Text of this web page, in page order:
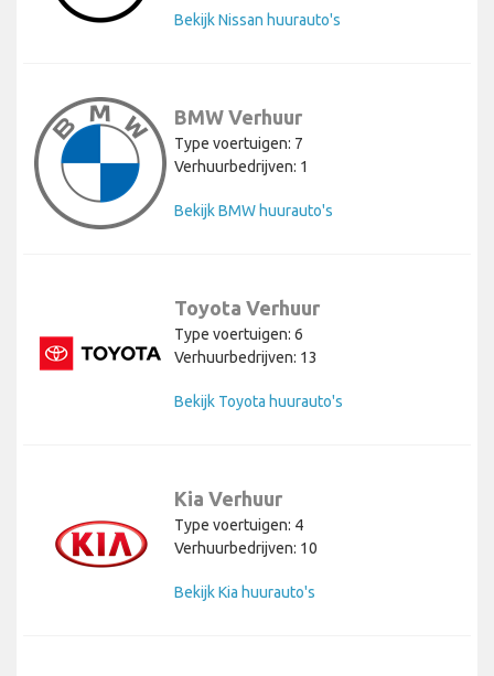
Bekijk Nissan huurauto's
BMW Verhuur
Type voertuigen: 7
Verhuurbedrijven: 1
Bekijk BMW huurauto's
Toyota Verhuur
Type voertuigen: 6
Verhuurbedrijven: 13
Bekijk Toyota huurauto's
Kia Verhuur
Type voertuigen: 4
Verhuurbedrijven: 10
Bekijk Kia huurauto's